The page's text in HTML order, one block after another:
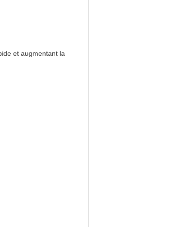
et augmentant la